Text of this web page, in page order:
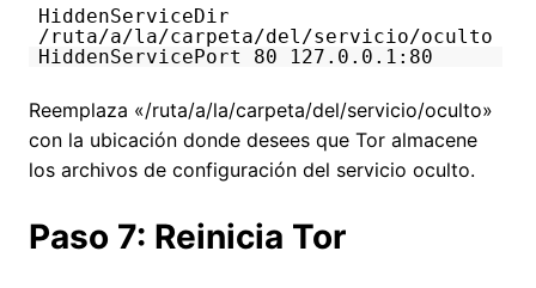
HiddenServiceDir
/ruta/a/la/carpeta/del/servicio/oculto
HiddenServicePort 80 127.0.0.1:80
Reemplaza «/ruta/a/la/carpeta/del/servicio/oculto»
con la ubicación donde desees que Tor almacene
los archivos de configuración del servicio oculto.
Paso 7: Reinicia Tor